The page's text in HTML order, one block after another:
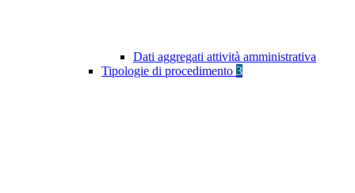
Dati aggregati attività amministrativa
Tipologie di procedimento 3